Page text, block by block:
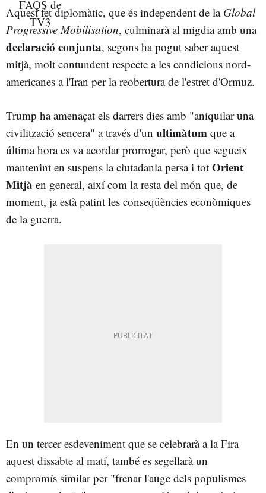
Aquest fet diplomàtic, que és independent de la Global
Progressive Mobilisation, culminarà al migdia amb una
declaració conjunta, segons ha pogut saber aquest
mitjà, molt contundent respecte a les condicions nord-
americanes a l'Iran per la reobertura de l'estret d'Ormuz.
Trump ha amenaçat els darrers dies amb "aniquilar una
civilització sencera" a través d'un ultimàtum que a
última hora es va acordar prorrogar, però que segueix
mantenint en suspens la ciutadania persa i tot Orient
Mitjà en general, així com la resta del món que, de
moment, ja està patint les conseqüències econòmiques
de la guerra.
En un tercer esdeveniment que se celebrarà a la Fira
aquest dissabte al matí, també es segellarà un
compromís similar per "frenar l'auge dels populismes